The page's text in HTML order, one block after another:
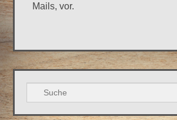
Mails, vor.
Suche